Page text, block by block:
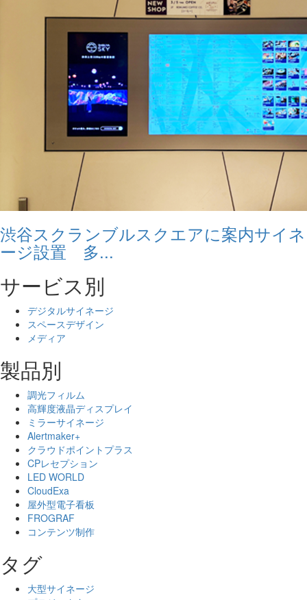
渋谷スクランブルスクエアに案内サイネ
ージ設置 多...
サービス別
デジタルサイネージ
スペースデザイン
メディア
製品別
調光フィルム
高輝度液晶ディスプレイ
ミラーサイネージ
Alertmaker+
クラウドポイントプラス
CPレセプション
LED WORLD
CloudExa
屋外型電子看板
FROGRAF
コンテンツ制作
タグ
大型サイネージ